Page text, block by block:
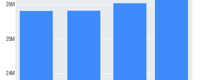
24M
25M
26M